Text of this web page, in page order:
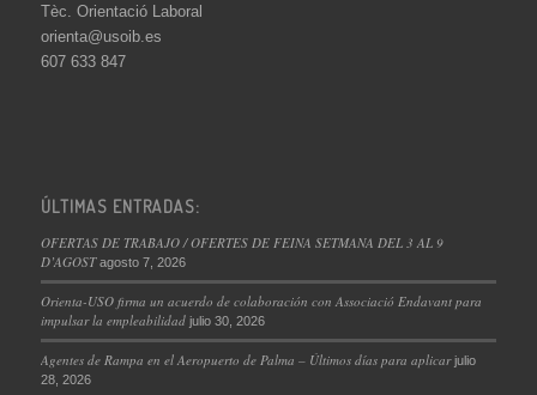
Tèc. Orientació Laboral
orienta@usoib.es
607 633 847
ÚLTIMAS ENTRADAS:
OFERTAS DE TRABAJO / OFERTES DE FEINA SETMANA DEL 3 AL 9
D’AGOST agosto 7, 2026
Orienta-USO firma un acuerdo de colaboración con Associació Endavant para
impulsar la empleabilidad julio 30, 2026
Agentes de Rampa en el Aeropuerto de Palma – Últimos días para aplicar julio
28, 2026